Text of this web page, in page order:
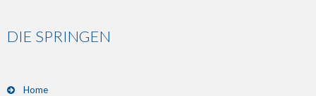
DIE SPRINGEN
Home